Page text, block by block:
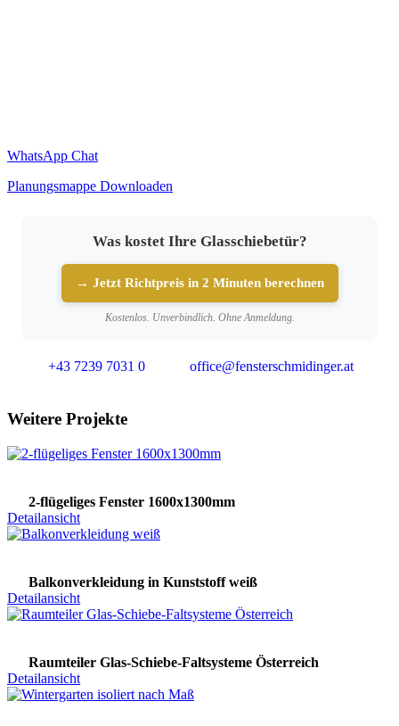
WhatsApp Chat
Planungsmappe Downloaden
Was kostet Ihre Glasschiebetür?
→ Jetzt Richtpreis in 2 Minuten berechnen
Kostenlos. Unverbindlich. Ohne Anmeldung.
+43 7239 7031 0 office@fensterschmidinger.at
Weitere Projekte
2-flügeliges Fenster 1600x1300mm
Detailansicht
Balkonverkleidung in Kunststoff weiß
Detailansicht
Raumteiler Glas-Schiebe-Faltsysteme Österreich
Detailansicht